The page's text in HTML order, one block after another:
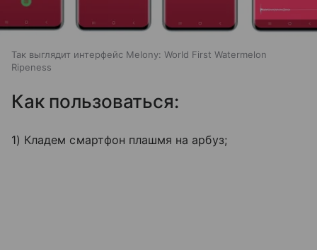
Так выглядит интерфейс Melony: World First Watermelon
Ripeness
Как пользоваться:
1) Кладем смартфон плашмя на арбуз;